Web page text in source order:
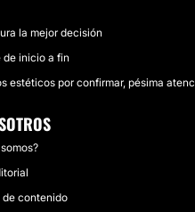
la mejor decisión
de inicio a fin
estéticos por confirmar, pésima
de contenido